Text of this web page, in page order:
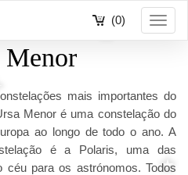
(0)
Menor
mais importantes do
Menor é uma constelação do
ao longo de todo o ano. A
é a Polaris, uma das
céu para os astrónomos. Todos